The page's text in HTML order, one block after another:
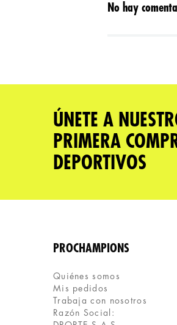
★★★
Dirección de
No hay
ÚNETE A
PRIMERA
DEPORTIVOS
PROCHAMPIONS
Quiénes somos
Mis pedidos
Trabaja con nosotros
Razón Social: